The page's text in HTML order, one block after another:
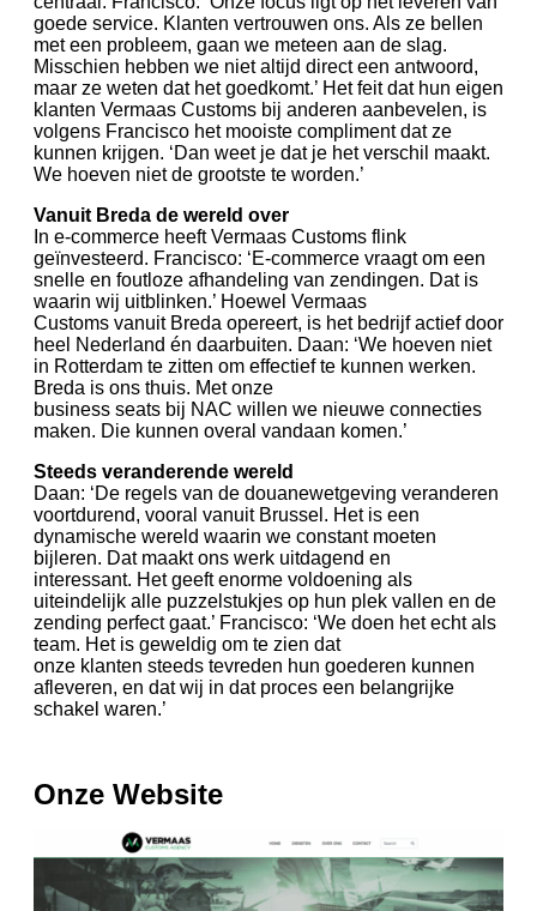
goede service. Klanten vertrouwen ons. Als ze bellen
met een probleem, gaan we meteen aan de slag.
Misschien hebben we niet altijd direct een antwoord,
maar ze weten dat het goedkomt.’ Het feit dat hun eigen
klanten Vermaas Customs bij anderen aanbevelen, is
volgens Francisco het mooiste compliment dat ze
kunnen krijgen. ‘Dan weet je dat je het verschil maakt.
We hoeven niet de grootste te worden.’
Vanuit Breda de wereld over
In e-commerce heeft Vermaas Customs flink
geïnvesteerd. Francisco: ‘E-commerce vraagt om een
snelle en foutloze afhandeling van zendingen. Dat is
waarin wij uitblinken.’ Hoewel Vermaas
Customs vanuit Breda opereert, is het bedrijf actief door
heel Nederland én daarbuiten. Daan: ‘We hoeven niet
in Rotterdam te zitten om effectief te kunnen werken.
Breda is ons thuis. Met onze
business seats bij NAC willen we nieuwe connecties
maken. Die kunnen overal vandaan komen.’
Steeds veranderende wereld
Daan: ‘De regels van de douanewetgeving veranderen
voortdurend, vooral vanuit Brussel. Het is een
dynamische wereld waarin we constant moeten
bijleren. Dat maakt ons werk uitdagend en
interessant. Het geeft enorme voldoening als
uiteindelijk alle puzzelstukjes op hun plek vallen en de
zending perfect gaat.’ Francisco: ‘We doen het echt als
team. Het is geweldig om te zien dat
onze klanten steeds tevreden hun goederen kunnen
afleveren, en dat wij in dat proces een belangrijke
schakel waren.’
Onze Website